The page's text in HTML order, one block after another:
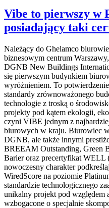
Vibe to pierwszy w
posiadający taki
Należący do Ghelamco
biznesowym centrum
DGNB New Buildings
się pierwszym budynkiem
wyróżnieniem. To
standardy zrównoważonego
technologie z troską o
projekty pod kątem ekologii,
czyni VIBE jednym z
biurowych w kraju. Biurowiec
DGNB, ale także innymi
BREEAM Outstanding, Green
Barier oraz precertyfikat
nowoczesny charakter
WiredScore na poziomie
standardzie technologicznego
unikalny projekt pod względem
wzbogacone o specjalnie